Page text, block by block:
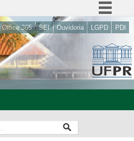
Simplifique!
Comunica BR
Participe
Acesso à informação
Legislação
Office 365 SEI Ouvidoria LGPD PDI